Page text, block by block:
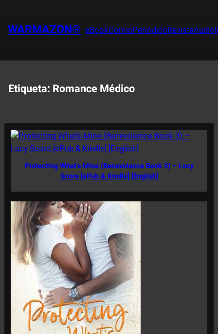
contenido
WARMAZON® eBookComicPeriódicoRevista
Etiqueta: Romance Médico
Protecting What’s Mine (Benevolence Book 3) – Lucy
Score [ePub & Kindle] [English]